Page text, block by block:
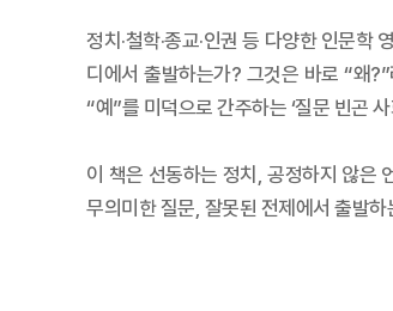
정치·철학·종교·인권 등 다양한 인문
디에서 출발하는가? 그것은 바로 “왜
“예”를 미덕으로 간주하는 ‘질문 빈곤 사
이 책은 선동하는 정치, 공정하지 않은
무의미한 질문, 잘못된 전제에서 출발하